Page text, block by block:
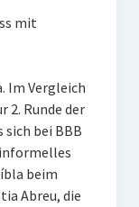
mit
Im Vergleich
2. Runde der
bei BBB
beim
Abreu, die